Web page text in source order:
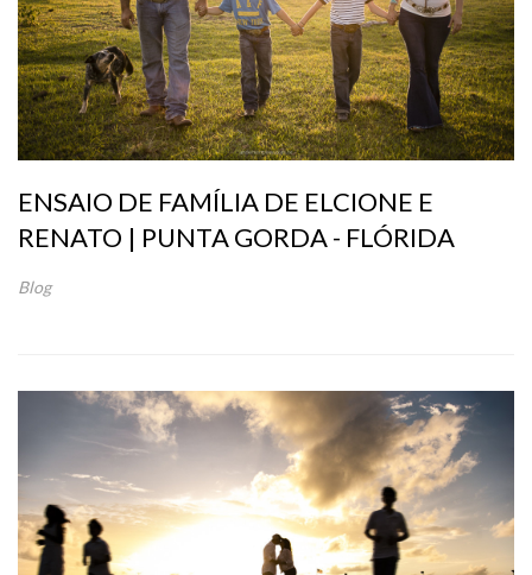
ENSAIO DE FAMÍLIA DE ELCIONE E
RENATO | PUNTA GORDA - FLÓRIDA
Blog